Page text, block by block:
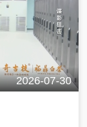
2026-07-30